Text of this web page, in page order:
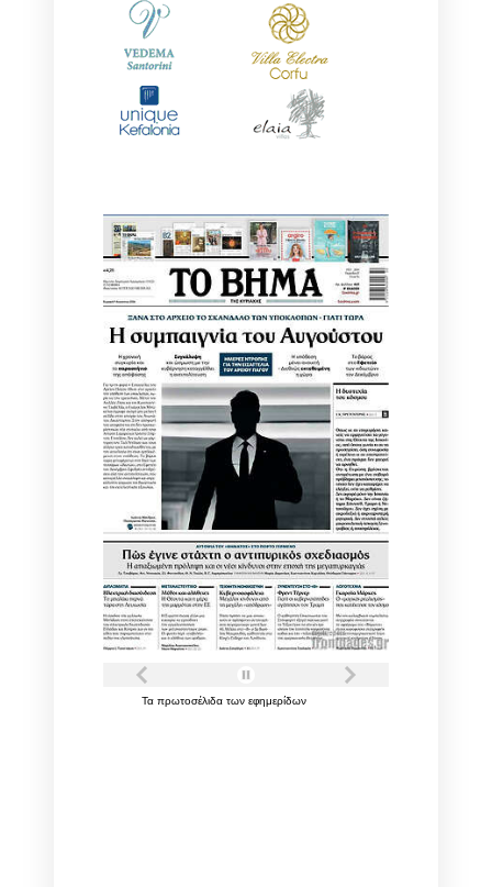
Τα πρωτοσέλιδα των εφημερίδων